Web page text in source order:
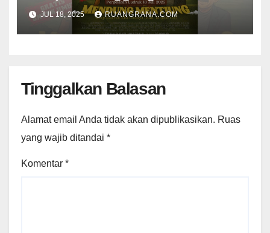
Membawakan Lakon “Mendhung
Mentiung”
JUL 18, 2025 RUANGRANA.COM
Tinggalkan Balasan
Alamat email Anda tidak akan dipublikasikan. Ruas
yang wajib ditandai *
Komentar *